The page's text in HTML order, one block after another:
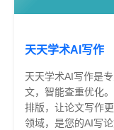
天天学术AI写作
天天学术AI写作是
文，智能查重优化
排版，让论文写作
领域，是您的AI写论